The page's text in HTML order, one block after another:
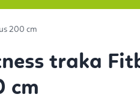
200 cm
traka
cm